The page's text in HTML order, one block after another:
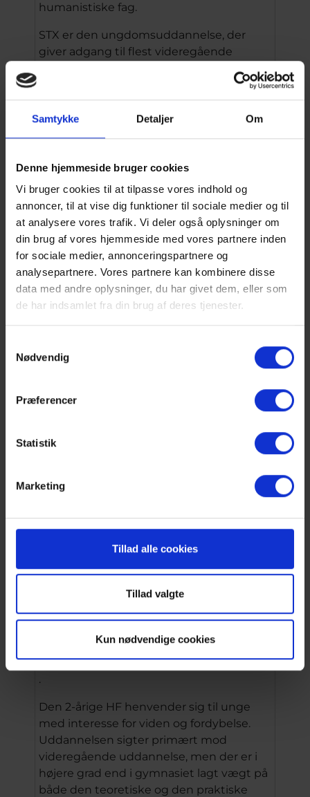
Samtykke Detaljer Om
Denne hjemmeside bruger cookies
Vi bruger cookies til at tilpasse vores indhold og
annoncer, til at vise dig funktioner til sociale medier og til
at analysere vores trafik. Vi deler også oplysninger om
din brug af vores hjemmeside med vores partnere inden
for sociale medier, annonceringspartnere og
analysepartnere. Vores partnere kan kombinere disse
data med andre oplysninger, du har givet dem, eller som
de har indsamlet fra din brug af deres tjenester.
Nødvendig
Præferencer
Statistik
Marketing
Tillad alle cookies
Tillad valgte
Kun nødvendige cookies
humanistiske fag.
STX er den ungdomsuddannelse, der
giver adgang til flest videregående
hjemmeside kan du læse mere om
Bekendtgørelse om de gymnasiale
. Her kan du også se
.
Vær opmærksom på, at hvis du er
startetefter1. august 2022, er
detLæreplaner 2022, der er gældende.
Hvis du er startetfør1. august 2022, er
det Læreplaner 2020, der er gældende.
Under menupunktet HF kan du læse
eksempelvis finde svar på, hvad der
særligt kendetegner en HF-eksamen,
hvilke fag du vil blive tilbudt, og hvordan
her
Den 2-årige HF henvender sig til unge
med interesse for viden og fordybelse.
Uddannelsen sigter primært mod
videregående uddannelse, men der er i
højere grad end i gymnasiet lagt vægt på
både den teoretiske og den praktiske